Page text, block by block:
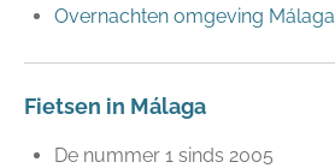
Overnachten omgeving Málaga
Fietsen in Málaga
De nummer 1 sinds 2005